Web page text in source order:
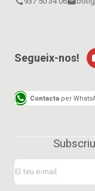
Segueix-nos!
Contacta per